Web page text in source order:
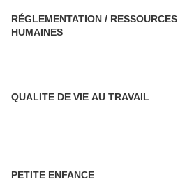
RÉGLEMENTATION / RESSOURCES
HUMAINES
QUALITE DE VIE AU TRAVAIL
PETITE ENFANCE